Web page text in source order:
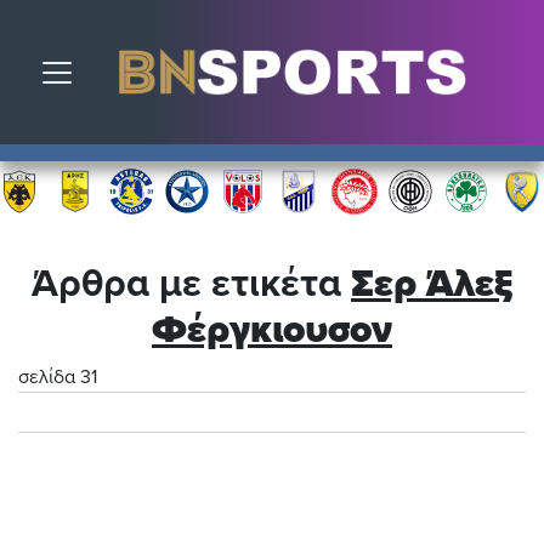
Toggle navigation
Άρθρα με ετικέτα Σερ Άλεξ
Φέργκιουσον
σελίδα 31